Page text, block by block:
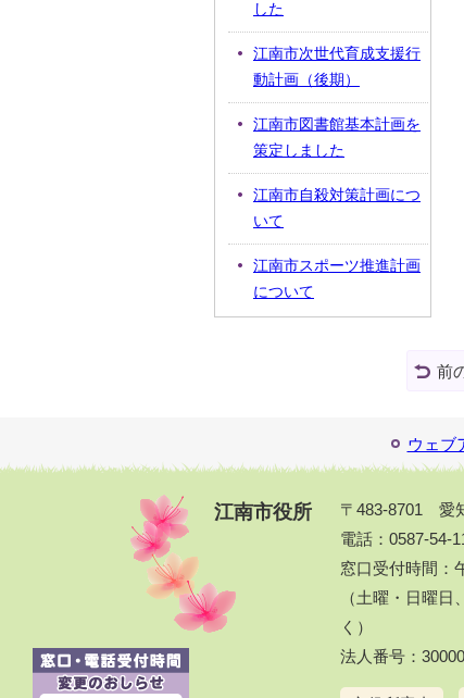
した
江南市次世代育成支援行
動計画（後期）
江南市図書館基本計画を
策定しました
江南市自殺対策計画につ
いて
江南市スポーツ推進計画
について
前
ウェブ
江南市役所
〒483-8701 愛
電話：0587-54-
窓口受付時間：
（土曜・日曜
く）
法人番号：